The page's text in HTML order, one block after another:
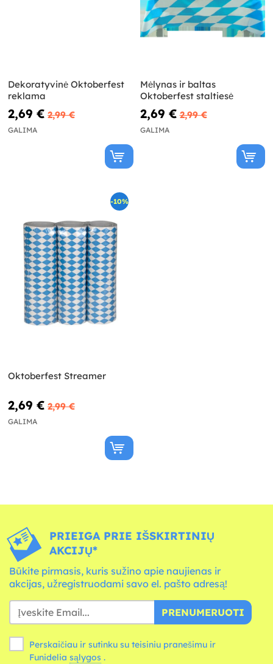
Dekoratyvinė Oktoberfest
reklama
2,69 € 2,99 €
GALIMA
Mėlynas ir baltas
Oktoberfest staltiesė
2,69 € 2,99 €
GALIMA
-10%
Oktoberfest Streamer
2,69 € 2,99 €
GALIMA
PRIEIGA PRIE IŠSKIRTINIŲ
AKCIJŲ*
Būkite pirmasis, kuris sužino apie naujienas ir
akcijas, užregistruodami savo el. pašto adresą!
PRENUMERUOTI
Perskaičiau ir sutinku su teisiniu pranešimu ir
Funidelia sąlygos .